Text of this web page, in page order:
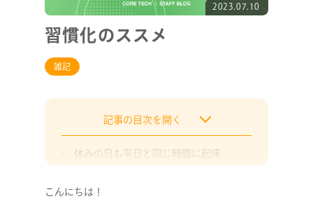
2023.07.10
習慣化のススメ
雑記
記事の目次を開く
休みの日も平日と同じ時間に起床
物を置く場所を決めて、そこに必ず戻す
こんにちは！